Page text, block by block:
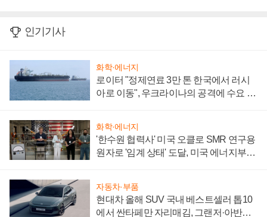
인기기사
화학·에너지
로이터 "정제연료 3만 톤 한국에서 러시
아로 이동", 우크라이나의 공격에 수요 늘
화학·에너지
'한수원 협력사' 미국 오클로 SMR 연구용
원자로 '임계 상태' 도달, 미국 에너지부
자동차·부품
현대차 올해 SUV 국내 베스트셀러 톱10
에서 싼타페만 자리매김, 그랜저·아반떼